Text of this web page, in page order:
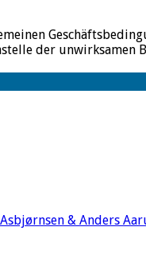
der unwirksamen
& Anders